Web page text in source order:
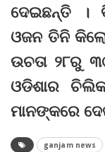
ଦେଇଛନ୍ତି ।
ଓଜନ ତିନି
ଉଚତା ୨୮ରୁ
ଓଡିଶାର
ମାନଙ୍କରେ
ganjam news